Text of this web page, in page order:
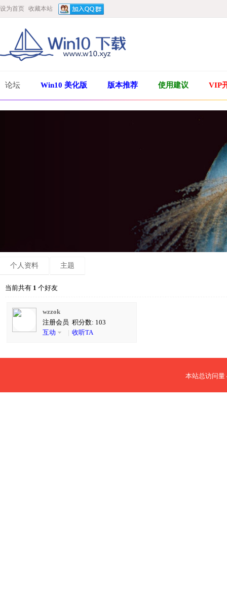
设为首页 收藏本站
论坛 Win10 美化版 版本推荐 使用建议 VIP
个人资料 主题
当前共有 1 个好友
wzzok
注册会员 积分数: 103
互动
| 收听TA
本站总访问量